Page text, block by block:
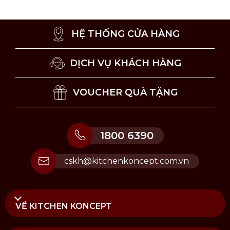
Không dùng dao để chặt thực phẩm đông lạnh
hoặc các đồ vật quá cứng.
Thỉnh thoảng bạn nên mài lại dao bằng đá mài
hoặc đồ mài dao chuyên dụng, để khắc phục
HỆ THỐNG CỬA HÀNG
DỊCH VỤ KHÁCH HÀNG
VOUCHER QUÀ TẶNG
1800 6390
cskh@kitchenkoncept.com.vn
VỀ KITCHEN KONCEPT